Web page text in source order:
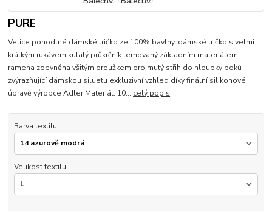
PURE
Velice pohodlné dámské tričko ze 100% bavlny. dámské tričko s velmi
krátkým rukávem kulatý průkrčník lemovaný základním materiálem
ramena zpevněna všitým proužkem projmutý střih do hloubky boků
zvýrazňující dámskou siluetu exkluzivní vzhled díky finální silikonové
úpravě výrobce Adler Materiál: 10... celý popis
Barva textilu
Velikost textilu